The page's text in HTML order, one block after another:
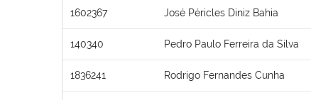
1602367 José Péricles Diniz Bahia
140340 Pedro Paulo Ferreira da Silva
1836241 Rodrigo Fernandes Cunha